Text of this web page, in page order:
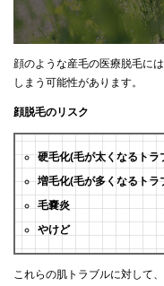
顔のような産毛の医療脱毛に
しまう可能性があります。
顔脱毛のリスク
硬毛化(毛が太くなるトラ
増毛化(毛が多くなるトラ
毛嚢炎
やけど
これらの肌トラブルに対して